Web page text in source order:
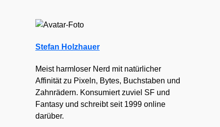
Stefan Holzhauer
Meist harmloser Nerd mit natürlicher
Affinität zu Pixeln, Bytes, Buchstaben und
Zahnrädern. Konsumiert zuviel SF und
Fantasy und schreibt seit 1999 online
darüber.